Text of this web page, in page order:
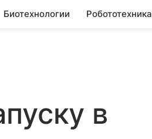
Биотехнологии Робототехника
в